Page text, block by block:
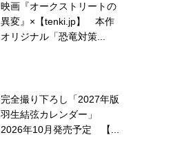
映画『オークストリートの
異変』×【tenki.jp】 本作
オリジナル「恐竜対策...
完全撮り下ろし「2027年版
羽生結弦カレンダー」
2026年10月発売予定 【...